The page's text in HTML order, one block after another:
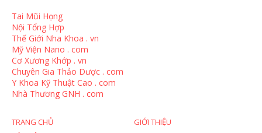
Tai Mũi Họng
Nội Tổng Hợp
Thế Giới Nha Khoa . vn
Mỹ Viện Nano . com
Cơ Xương Khớp . vn
Chuyên Gia Thảo Dược . com
Y Khoa Kỹ Thuật Cao . com
Nhà Thương GNH . com
TRANG CHỦ
GIỚI THIỆU